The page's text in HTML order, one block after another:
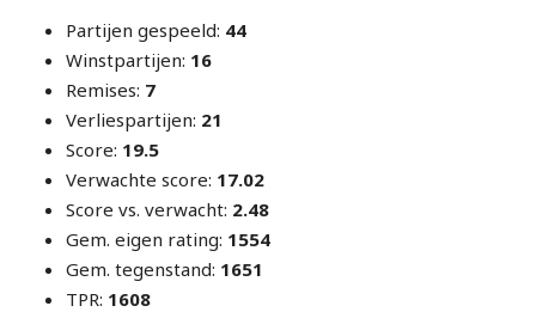
Partijen gespeeld: 44
Winstpartijen: 16
Remises: 7
Verliespartijen: 21
Score: 19.5
Verwachte score: 17.02
Score vs. verwacht: 2.48
Gem. eigen rating: 1554
Gem. tegenstand: 1651
TPR: 1608